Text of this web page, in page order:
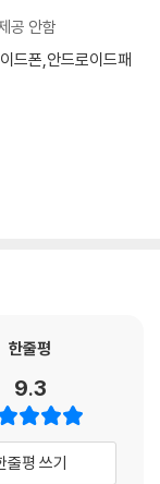
공 안함
드폰,안드로이드패
한줄평
9.3
줄평 쓰기